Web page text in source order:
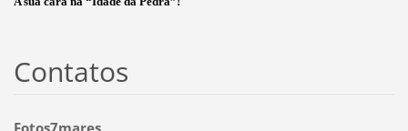
Contatos
Fotos7mares